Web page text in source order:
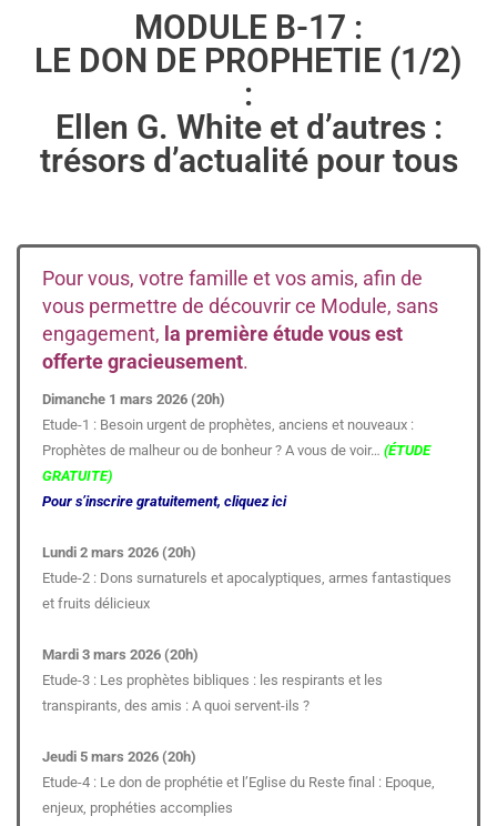
MODULE B-17 :
LE DON DE PROPHETIE (1/2)
:
Ellen G. White et d’autres :
trésors d’actualité pour tous
Pour vous, votre famille et vos amis, afin de
vous permettre de découvrir ce Module, sans
engagement, la première étude vous est
offerte gracieusement.
Dimanche 1 mars 2026 (20h)
Etude-1 : Besoin urgent de prophètes, anciens et nouveaux :
Prophètes de malheur ou de bonheur ? A vous de voir… (ÉTUDE
GRATUITE)
Pour s’inscrire gratuitement, cliquez ici
Lundi 2 mars 2026 (20h)
Etude-2 : Dons surnaturels et apocalyptiques, armes fantastiques
et fruits délicieux
Mardi 3 mars 2026 (20h)
Etude-3 : Les prophètes bibliques : les respirants et les
transpirants, des amis : A quoi servent-ils ?
Jeudi 5 mars 2026 (20h)
Etude-4 : Le don de prophétie et l’Eglise du Reste final : Epoque,
enjeux, prophéties accomplies